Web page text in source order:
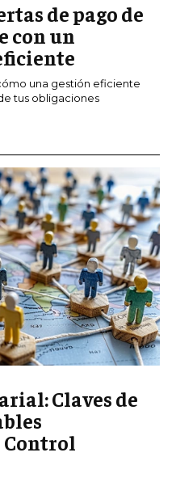
de pago de
con un
una gestión eficiente
tus obligaciones
Claves de
Control